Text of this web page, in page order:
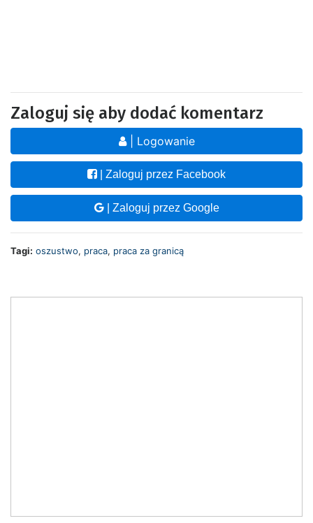
Zaloguj się aby dodać komentarz
| Logowanie
| Zaloguj przez Facebook
| Zaloguj przez Google
Tagi: oszustwo, praca, praca za granicą